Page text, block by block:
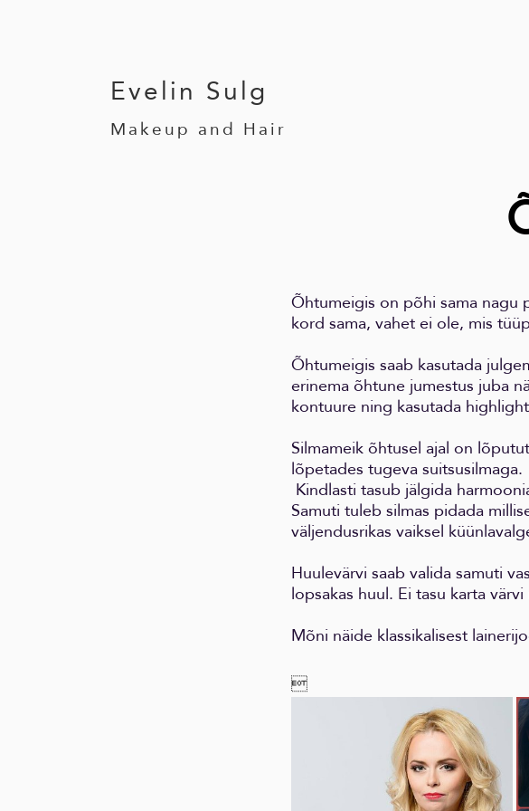
Evelin Sulg
Makeup and Hair
Õhtumeigis on põhi sama nagu
kord sama, vahet ei ole, mis
Õhtumeigis saab kasutada
erinema õhtune jumestus juba
kontuure ning kasutada
Silmameik õhtusel ajal on
lõpetades tugeva suitsusilmaga.
Kindlasti tasub jälgida
Samuti tuleb silmas pidada
väljendusrikas vaiksel
Huulevärvi saab valida samuti
lopsakas huul. Ei tasu karta
Mõni näide klassikalisest
